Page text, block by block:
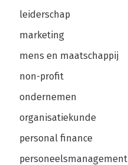
leiderschap
marketing
mens en maatschappij
non-profit
ondernemen
organisatiekunde
personal finance
personeelsmanagement